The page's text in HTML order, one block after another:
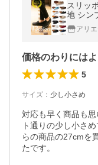
スリッ
地 シン
履き 入
enarie
アリ
価格のわりには
5
サイズ ： 少し小さめ
対応も早く商品も
ト通りの少し小さ
らの商品の27cmを
たです。